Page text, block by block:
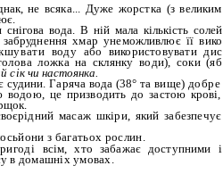
не всяка... Дуже жорстка (з великим
вода. В ній мала кількість солей
нення хмар унеможливлює її вико­
воду або використовувати дис­
ложка на склянку води), соки (яб­
сікчи настоянка.
судини. Гаряча вода (38° та вище) добре
водою, це призводить до застою крові,
єрідний масаж шкіри, який забезпе­чує
з багатьох рослин.
всім, хто забажає доступними і
в домашніх умовах.